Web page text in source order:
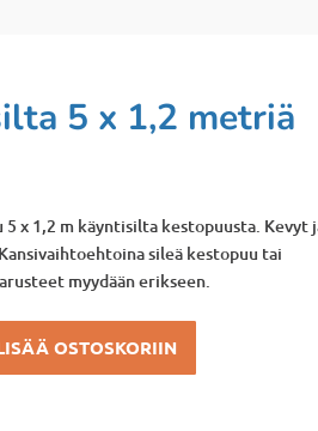
5 x 1,2 metriä
x 1,2 m käyntisilta kestopuusta. Kevyt
sileä kestopuu tai
myydään erikseen.
OSTOSKORIIN